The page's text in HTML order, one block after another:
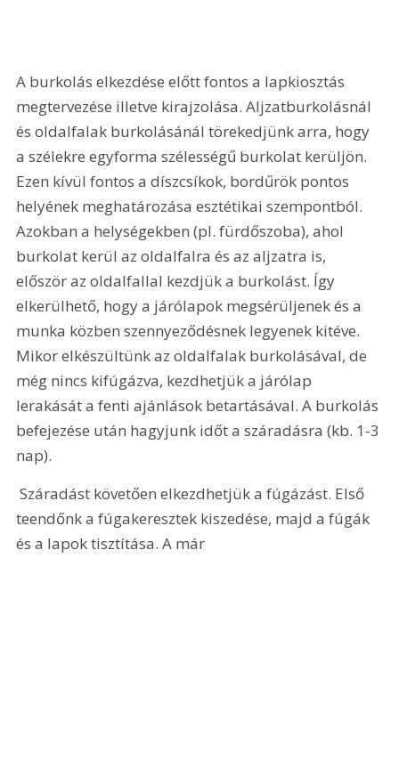
A burkolás elkezdése előtt fontos a lapkiosztás
megtervezése illetve kirajzolása. Aljzatburkolásnál
és oldalfalak burkolásánál törekedjünk arra, hogy
a szélekre egyforma szélességű burkolat kerüljön.
Ezen kívül fontos a díszcsíkok, bordűrök pontos
helyének meghatározása esztétikai szempontból.
Azokban a helységekben (pl. fürdőszoba), ahol
burkolat kerül az oldalfalra és az aljzatra is,
először az oldalfallal kezdjük a burkolást. Így
elkerülhető, hogy a járólapok megsérüljenek és a
munka közben szennyeződésnek legyenek kitéve.
Mikor elkészültünk az oldalfalak burkolásával, de
még nincs kifúgázva, kezdhetjük a járólap
lerakását a fenti ajánlások betartásával. A burkolás
befejezése után hagyjunk időt a száradásra (kb. 1-3
nap).
Száradást követően elkezdhetjük a fúgázást. Első
teendőnk a fúgakeresztek kiszedése, majd a fúgák
és a lapok tisztítása. A már